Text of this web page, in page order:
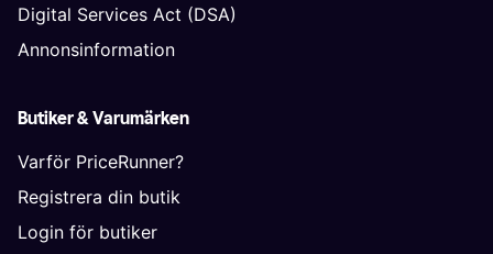
Digital Services Act (DSA)
Annonsinformation
Butiker & Varumärken
Varför PriceRunner?
Registrera din butik
Login för butiker